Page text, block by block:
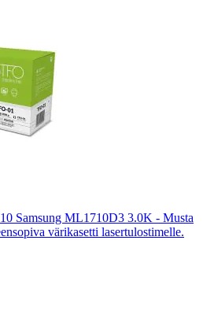
Samsung ML1710D3 3.0K - Musta
värikasetti lasertulostimelle.